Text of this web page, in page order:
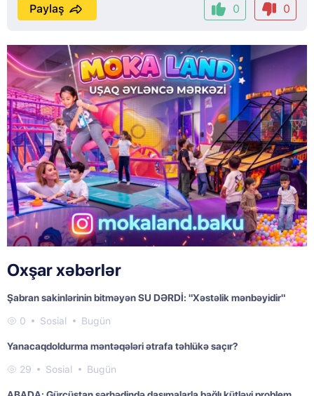
0 0
Paylaş
Oxşar xəbərlər
Şabran sakinlərinin bitməyən SU DƏRDİ: "Xəstəlik mənbəyidir"
0 Sosial Bugün
Yanacaqdoldurma məntəqələri ətrafa təhlükə saçır?
29 Sosial Bugün